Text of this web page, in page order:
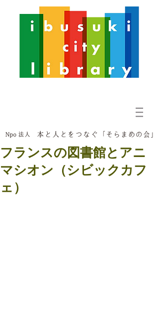
フランスの図書館とアニ
マシオン（シビックカフ
ェ）